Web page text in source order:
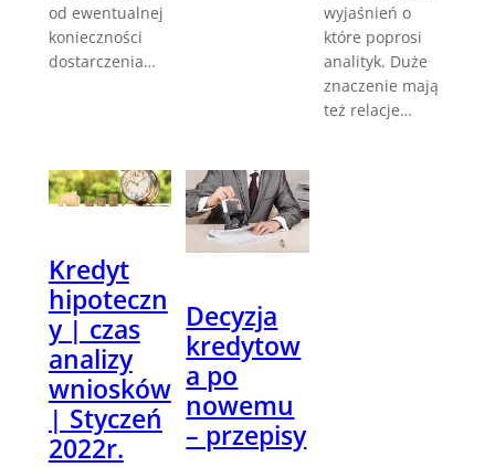
od ewentualnej
konieczności
dostarczenia…
wyjaśnień o
które poprosi
analityk. Duże
znaczenie mają
też relacje…
Kredyt
hipoteczn
y | czas
analizy
wniosków
| Styczeń
2022r.
Decyzja
kredytow
a po
nowemu
– przepisy